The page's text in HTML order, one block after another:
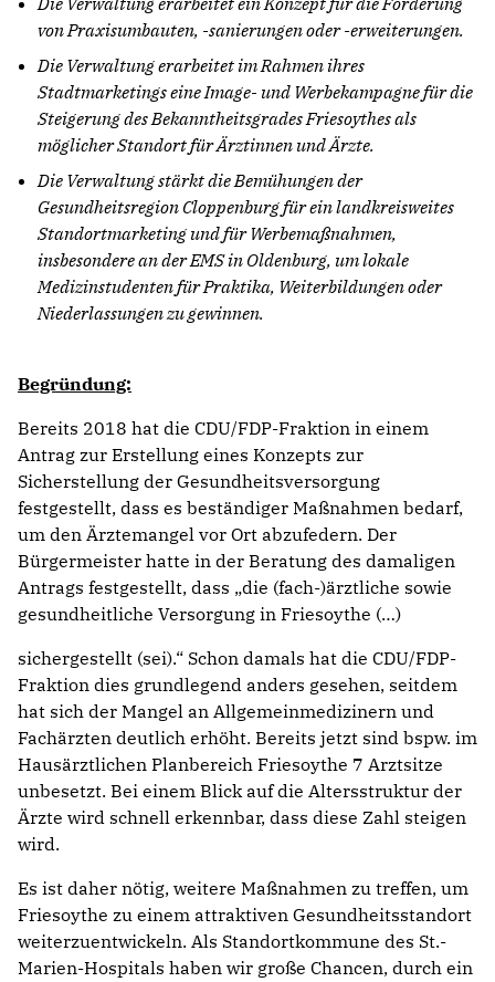
von Praxisumbauten, -sanierungen oder -erweiterungen.
Die Verwaltung erarbeitet im Rahmen ihres
Stadtmarketings eine Image- und Werbekampagne für die
Steigerung des Bekanntheitsgrades Friesoythes als
möglicher Standort für Ärztinnen und Ärzte.
Die Verwaltung stärkt die Bemühungen der
Gesundheitsregion Cloppenburg für ein landkreisweites
Standortmarketing und für Werbemaßnahmen,
insbesondere an der EMS in Oldenburg, um lokale
Medizinstudenten für Praktika, Weiterbildungen oder
Niederlassungen zu gewinnen.
Begründung:
Bereits 2018 hat die CDU/FDP-Fraktion in einem
Antrag zur Erstellung eines Konzepts zur
Sicherstellung der Gesundheitsversorgung
festgestellt, dass es beständiger Maßnahmen bedarf,
um den Ärztemangel vor Ort abzufedern. Der
Bürgermeister hatte in der Beratung des damaligen
Antrags festgestellt, dass „die (fach-)ärztliche sowie
gesundheitliche Versorgung in Friesoythe (…)
sichergestellt (sei).“ Schon damals hat die CDU/FDP-
Fraktion dies grundlegend anders gesehen, seitdem
hat sich der Mangel an Allgemeinmedizinern und
Fachärzten deutlich erhöht. Bereits jetzt sind bspw. im
Hausärztlichen Planbereich Friesoythe 7 Arztsitze
unbesetzt. Bei einem Blick auf die Altersstruktur der
Ärzte wird schnell erkennbar, dass diese Zahl steigen
wird.
Es ist daher nötig, weitere Maßnahmen zu treffen, um
Friesoythe zu einem attraktiven Gesundheitsstandort
weiterzuentwickeln. Als Standortkommune des St.-
Marien-Hospitals haben wir große Chancen, durch ein